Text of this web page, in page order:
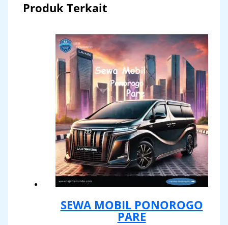
Produk Terkait
SEWA MOBIL PONOROGO
PARE